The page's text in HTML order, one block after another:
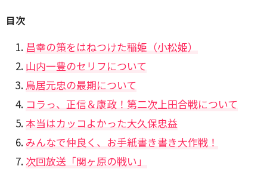
目次
昌幸の策をはねつけた稲姫（小松姫）
山内一豊のセリフについて
鳥居元忠の最期について
コラっ、正信＆康政！第二次上田合戦について
本当はカッコよかった大久保忠益
みんなで仲良く、お手紙書き書き大作戦！
次回放送「関ヶ原の戦い」